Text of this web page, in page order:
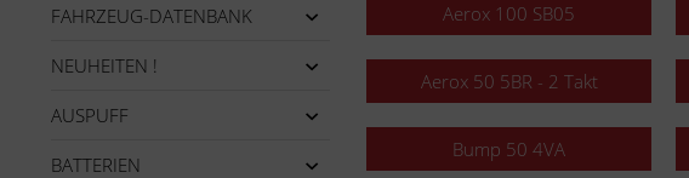
FAHRZEUG-DATENBANK
NEUHEITEN !
AUSPUFF
BATTERIEN
Aerox 100 SB05
Aerox 50 5BR - 2 Takt
Bump 50 4VA